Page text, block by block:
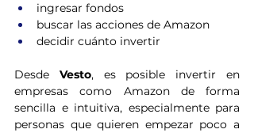
ingresar fondos
buscar las acciones de Amazon
decidir cuánto invertir
Desde Vesto, es posible invertir en
empresas como Amazon de forma
sencilla e intuitiva, especialmente para
personas que quieren empezar poco a